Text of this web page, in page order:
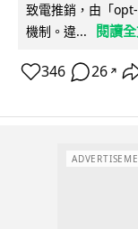
致電推銷，由「
機制。違...
閱讀
346 26 ↗